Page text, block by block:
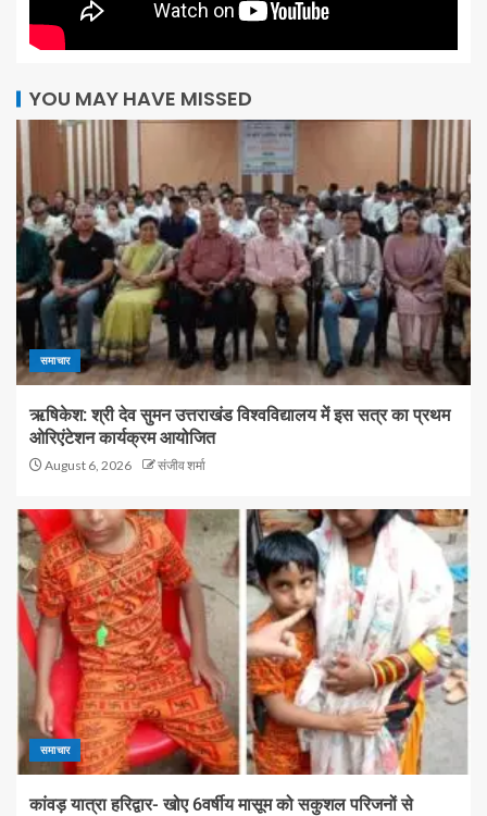
YOU MAY HAVE MISSED
समाचार
ऋषिकेश: श्री देव सुमन उत्तराखंड विश्वविद्यालय में इस सत्र का प्रथम
ओरिएंटेशन कार्यक्रम आयोजित
August 6, 2026 संजीव शर्मा
समाचार
कांवड़ यात्रा हरिद्वार- खोए 6वर्षीय मासूम को सकुशल परिजनों से